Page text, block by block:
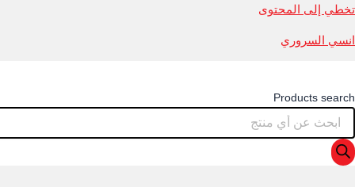
تخطي إلى المحتوى
انسي السروري
Products search